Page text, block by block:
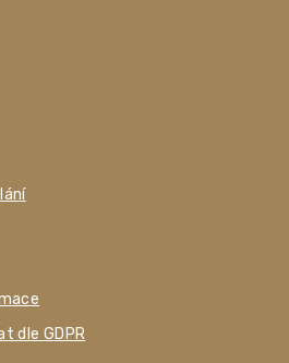
dle GDPR